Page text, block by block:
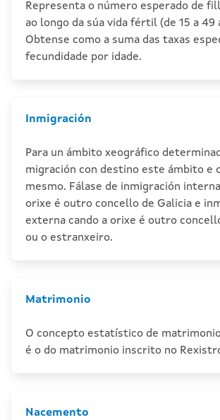
Representa o número esperado de
ao longo da súa vida fértil (de 15 a 49
Obtense como a suma das taxas
fecundidade por idade.
Inmigración
Para un ámbito xeográfico
migración con destino este ámbito e
mesmo. Fálase de inmigración
orixe é outro concello de Galicia e
externa cando a orixe é outro
ou o estranxeiro.
Matrimonio
O concepto estatístico de
é o do matrimonio inscrito no
Nacemento